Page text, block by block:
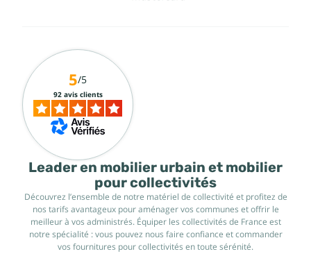
Leader en mobilier urbain et mobilier
pour collectivités
Découvrez l’ensemble de notre matériel de collectivité et profitez de
nos tarifs avantageux pour aménager vos communes et offrir le
meilleur à vos administrés. Équiper les collectivités de France est
notre spécialité : vous pouvez nous faire confiance et commander
vos fournitures pour collectivités en toute sérénité.
5/5
92 avis clients